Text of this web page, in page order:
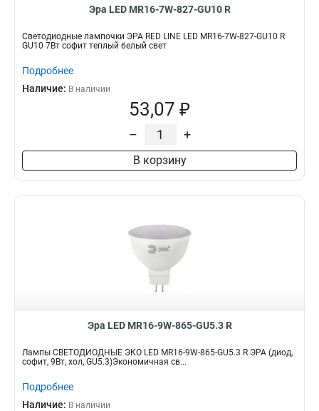
Эра LED MR16-7W-827-GU10 R
Светодиодные лампочки ЭРА RED LINE LED MR16-7W-827-GU10 R
GU10 7Вт софит теплый белый свет
Подробнее
Наличие: В наличии
53,07 ₽
– +
В корзину
Эра LED MR16-9W-865-GU5.3 R
Лампы СВЕТОДИОДНЫЕ ЭКО LED MR16-9W-865-GU5.3 R ЭРА (диод,
софит, 9Вт, хол, GU5.3)Экономичная св...
Подробнее
Наличие: В наличии